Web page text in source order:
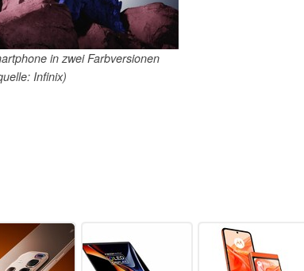
in zwei Farbversionen
Infinix)